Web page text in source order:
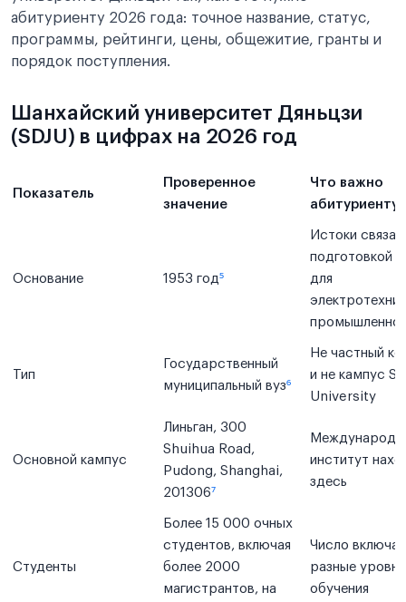
абитуриенту 2026 года: точное название, статус,
программы, рейтинги, цены, общежитие, гранты и
порядок поступления.
Шанхайский университет Дяньцзи
(SDJU) в цифрах на 2026 год
Показатель
Проверенное
значение
Что важно
абитуриенту
Основание 1953 год⁵
Истоки
подготовкой
для
Тип
Государственный
муниципальный вуз⁶
Не частный
и не кампус
University
Основной кампус
Линьган, 300
Shuihua Road,
Pudong, Shanghai,
201306⁷
институт
здесь
Студенты
Более 15 000 очных
студентов, включая
более 2000
магистрантов, на
Число
разные уровни
обучения